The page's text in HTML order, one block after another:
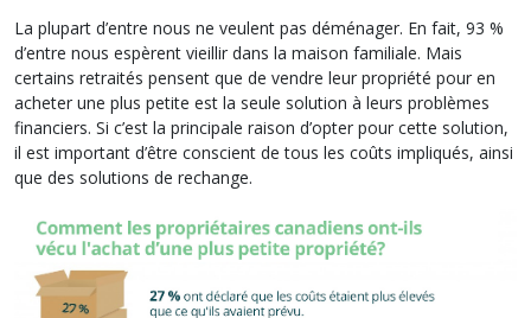
La plupart d’entre nous ne veulent pas déménager. En fait, 93 %
d’entre nous espèrent vieillir dans la maison familiale. Mais
certains retraités pensent que de vendre leur propriété pour en
acheter une plus petite est la seule solution à leurs problèmes
financiers. Si c’est la principale raison d’opter pour cette solution,
il est important d’être conscient de tous les coûts impliqués, ainsi
que des solutions de rechange.